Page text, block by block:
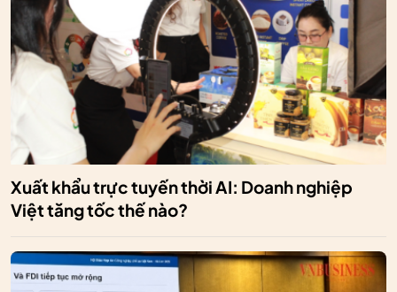
Xuất khẩu trực tuyến thời AI: Doanh nghiệp
Việt tăng tốc thế nào?